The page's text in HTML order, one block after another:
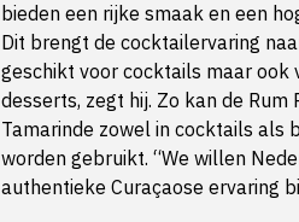
bieden een rijke smaak en een
Dit brengt de cocktailervaring
geschikt voor cocktails maar
desserts, zegt hij. Zo kan de
Tamarinde zowel in cocktails als
worden gebruikt. “We willen
authentieke Curaçaose ervaring